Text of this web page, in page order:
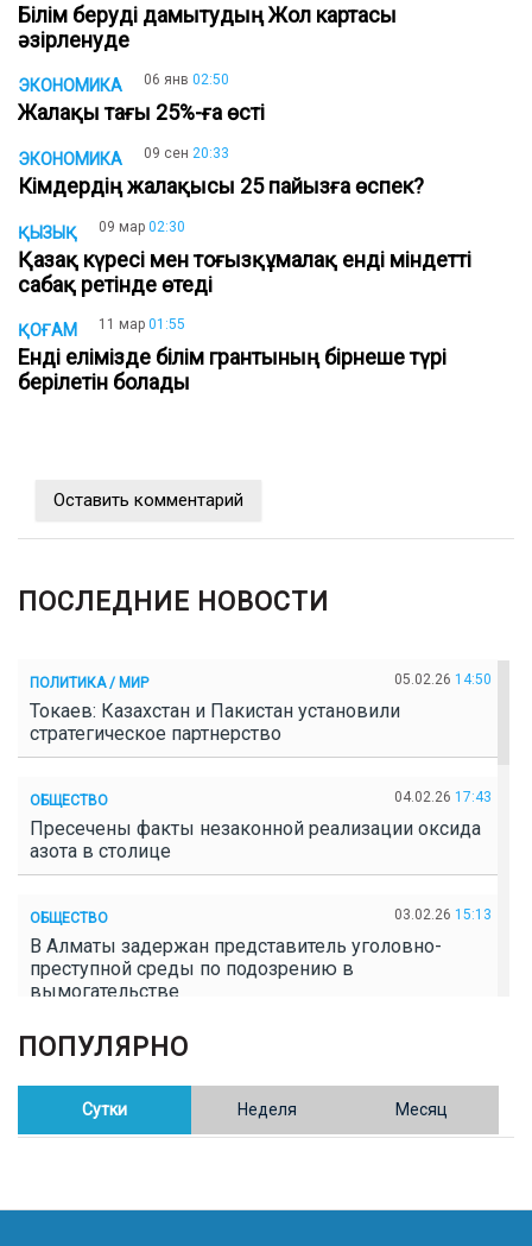
Білім беруді дамытудың Жол картасы
әзірленуде
ЭКОНОМИКА 06 янв 02:50
Жалақы тағы 25%-ға өсті
ЭКОНОМИКА 09 сен 20:33
Кімдердің жалақысы 25 пайызға өспек?
ҚЫЗЫҚ 09 мар 02:30
Қазақ күресі мен тоғызқұмалақ енді міндетті
сабақ ретінде өтеді
ҚОҒАМ 11 мар 01:55
Енді елімізде білім грантының бірнеше түрі
берілетін болады
Оставить комментарий
ПОСЛЕДНИЕ НОВОСТИ
ПОЛИТИКА / МИР 05.02.26 14:50
Токаев: Казахстан и Пакистан установили
стратегическое партнерство
ОБЩЕСТВО 04.02.26 17:43
Пресечены факты незаконной реализации оксида
азота в столице
ОБЩЕСТВО 03.02.26 15:13
В Алматы задержан представитель уголовно-
преступной среды по подозрению в
вымогательстве
ОБЩЕСТВО
Полицейские пресекли незаконное выращивание
конопли в Таразе
Казахстан возглавил Договор о зоне, свободной от
ПОПУЛЯРНО
Сутки Неделя Месяц